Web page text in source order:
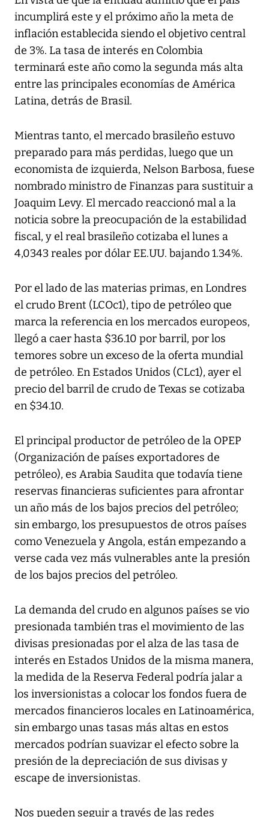
incumplirá este y el próximo año la meta de
inflación establecida siendo el objetivo central
de 3%. La tasa de interés en Colombia
terminará este año como la segunda más alta
entre las principales economías de América
Latina, detrás de Brasil.
Mientras tanto, el mercado brasileño estuvo
preparado para más perdidas, luego que un
economista de izquierda, Nelson Barbosa, fuese
nombrado ministro de Finanzas para sustituir a
Joaquim Levy. El mercado reaccionó mal a la
noticia sobre la preocupación de la estabilidad
fiscal, y el real brasileño cotizaba el lunes a
4,0343 reales por dólar EE.UU. bajando 1.34%.
Por el lado de las materias primas, en Londres
el crudo Brent (LCOc1), tipo de petróleo que
marca la referencia en los mercados europeos,
llegó a caer hasta $36.10 por barril, por los
temores sobre un exceso de la oferta mundial
de petróleo. En Estados Unidos (CLc1), ayer el
precio del barril de crudo de Texas se cotizaba
en $34.10.
El principal productor de petróleo de la OPEP
(Organización de países exportadores de
petróleo), es Arabia Saudita que todavía tiene
reservas financieras suficientes para afrontar
un año más de los bajos precios del petróleo;
sin embargo, los presupuestos de otros países
como Venezuela y Angola, están empezando a
verse cada vez más vulnerables ante la presión
de los bajos precios del petróleo.
La demanda del crudo en algunos países se vio
presionada también tras el movimiento de las
divisas presionadas por el alza de las tasa de
interés en Estados Unidos de la misma manera,
la medida de la Reserva Federal podría jalar a
los inversionistas a colocar los fondos fuera de
mercados financieros locales en Latinoamérica,
sin embargo unas tasas más altas en estos
mercados podrían suavizar el efecto sobre la
presión de la depreciación de sus divisas y
escape de inversionistas.
Nos pueden seguir a través de las redes